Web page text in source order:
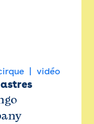
vidéo
astres